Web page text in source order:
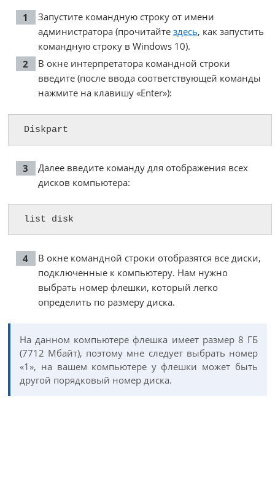
Запустите командную строку от имени
администратора (прочитайте здесь, как запустить
командную строку в Windows 10).
В окне интерпретатора командной строки
введите (после ввода соответствующей команды
нажмите на клавишу «Enter»):
Diskpart
Далее введите команду для отображения всех
дисков компьютера:
list disk
В окне командной строки отобразятся все диски,
подключенные к компьютеру. Нам нужно
выбрать номер флешки, который легко
определить по размеру диска.
На данном компьютере флешка имеет размер 8 ГБ
(7712 Мбайт), поэтому мне следует выбрать номер
«1», на вашем компьютере у флешки может быть
другой порядковый номер диска.